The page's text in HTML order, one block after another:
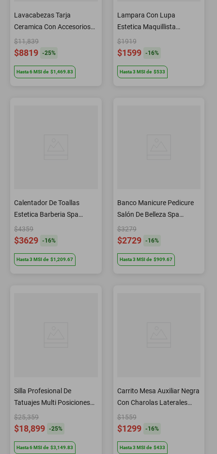
Lavacabezas Tarja
Ceramica Con Accesorios
Negro C22 Letmex
$11,839
$8819 -25%
Hasta6MSIde $1,469.83
Lampara Con Lupa
Estetica Maquillista
BM3150 Letmex
$1919
$1599 -16%
Hasta3 MSIde $533
Calentador De Toallas
Estetica Barberia Spa
BM1750GDE Letmex
$4359
$3629 -16%
Hasta3 MSIde $1,209.67
Banco Manicure Pedicure
Salón De Belleza Spa
SC1016 Letmex
$3279
$2729 -16%
Hasta3 MSIde $909.67
Silla Profesional De
Tatuajes Multi Posiciones
TC001 Letmex
$25,359
$18,899 -25%
Hasta6MSIde $3,149.83
Carrito Mesa Auxiliar Negra
Con Charolas Laterales
T0176 Letmex
$1559
$1299 -16%
Hasta3 MSIde $433